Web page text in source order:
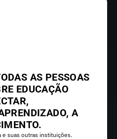
AS PESSOAS
EDUCAÇÃO
A
e suas outras instituições.